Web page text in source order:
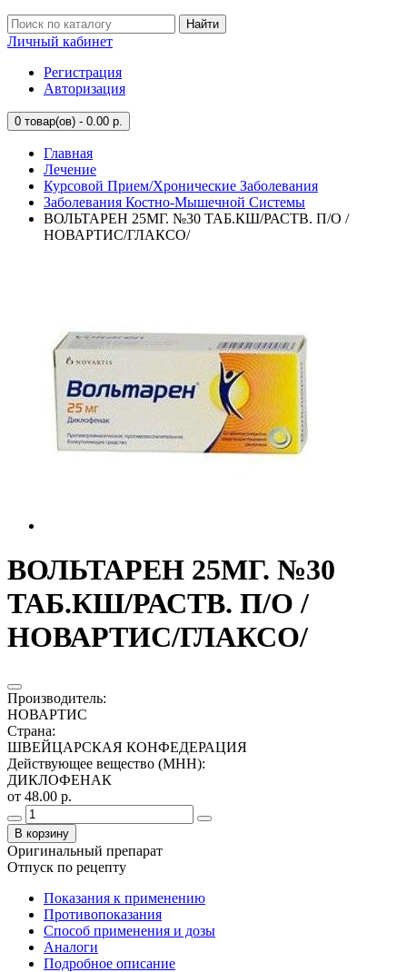
Найти
Личный кабинет
Регистрация
Авторизация
0 товар(ов) - 0.00 р.
Главная
Лечение
Курсовой Прием/Хронические Заболевания
Заболевания Костно-Мышечной Системы
ВОЛЬТАРЕН 25МГ. №30 ТАБ.КШ/РАСТВ. П/О /
НОВАРТИС/ГЛАКСО/
ВОЛЬТАРЕН 25МГ. №30
ТАБ.КШ/РАСТВ. П/О /
НОВАРТИС/ГЛАКСО/
Производитель:
НОВАРТИС
Страна:
ШВЕЙЦАРСКАЯ КОНФЕДЕРАЦИЯ
Действующее вещество (МНН):
ДИКЛОФЕНАК
от 48.00 р.
В корзину
Оригинальный препарат
Отпуск по рецепту
Показания к применению
Противопоказания
Способ применения и дозы
Аналоги
Подробное описание